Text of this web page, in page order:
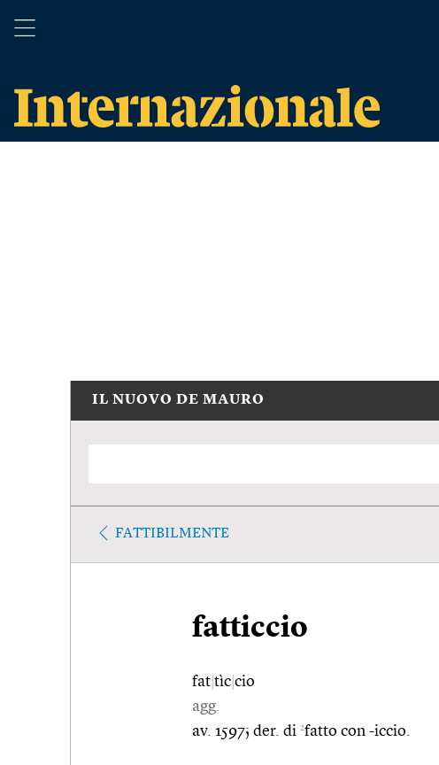
IL NUOVO DE MAURO
FATTIBILMENTE
fatticcio
fat tìc cio
agg.
av. 1597; der. di 2fatto con -iccio.